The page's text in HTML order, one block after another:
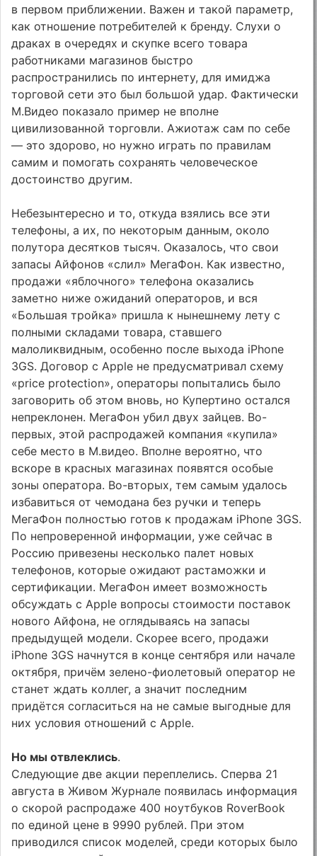
в первом приближении. Важен и такой параметр,
как отношение потребителей к бренду. Слухи о
драках в очередях и скупке всего товара
работниками магазинов быстро
распространились по интернету, для имиджа
торговой сети это был большой удар. Фактически
М.Видео показало пример не вполне
цивилизованной торговли. Ажиотаж сам по себе
— это здорово, но нужно играть по правилам
самим и помогать сохранять человеческое
достоинство другим.
Небезынтересно и то, откуда взялись все эти
телефоны, а их, по некоторым данным, около
полутора десятков тысяч. Оказалось, что свои
запасы Айфонов «слил» МегаФон. Как известно,
продажи «яблочного» телефона оказались
заметно ниже ожиданий операторов, и вся
«Большая тройка» пришла к нынешнему лету с
полными складами товара, ставшего
малоликвидным, особенно после выхода iPhone
3GS. Договор с Apple не предусматривал схему
«price protection», операторы попытались было
заговорить об этом вновь, но Купертино остался
непреклонен. МегаФон убил двух зайцев. Во-
первых, этой распродажей компания «купила»
себе место в М.видео. Вполне вероятно, что
вскоре в красных магазинах появятся особые
зоны оператора. Во-вторых, тем самым удалось
избавиться от чемодана без ручки и теперь
МегаФон полностью готов к продажам iPhone 3GS.
По непроверенной информации, уже сейчас в
Россию привезены несколько палет новых
телефонов, которые ожидают растаможки и
сертификации. МегаФон имеет возможность
обсуждать с Apple вопросы стоимости поставок
нового Айфона, не оглядываясь на запасы
предыдущей модели. Скорее всего, продажи
iPhone 3GS начнутся в конце сентября или начале
октября, причём зелено-фиолетовый оператор не
станет ждать коллег, а значит последним
придётся согласиться на не самые выгодные для
них условия отношений с Apple.
Но мы отвлеклись.
Следующие две акции переплелись. Сперва 21
августа в Живом Журнале появилась информация
о скорой распродаже 400 ноутбуков RoverBook
по единой цене в 9990 рублей. При этом
приводился список моделей, среди которых было